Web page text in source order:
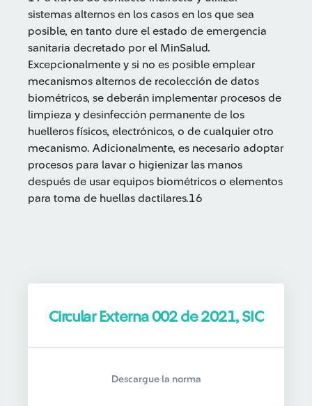
sistemas alternos en los casos en los que sea
posible, en tanto dure el estado de emergencia
sanitaria decretado por el MinSalud.
Excepcionalmente y si no es posible emplear
mecanismos alternos de recolección de datos
biométricos, se deberán implementar procesos de
limpieza y desinfección permanente de los
huelleros físicos, electrónicos, o de cualquier otro
mecanismo. Adicionalmente, es necesario adoptar
procesos para lavar o higienizar las manos
después de usar equipos biométricos o elementos
para toma de huellas dactilares.16
Circular Externa 002 de 2021, SIC
Descargue la norma